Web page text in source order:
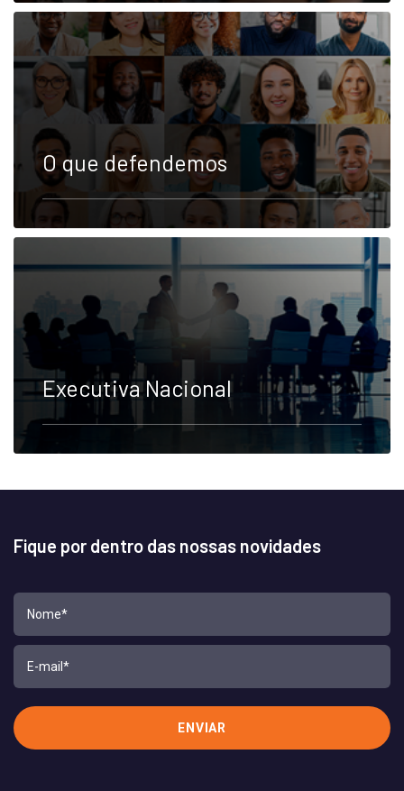
O que defendemos
Executiva Nacional
Fique por dentro das nossas novidades